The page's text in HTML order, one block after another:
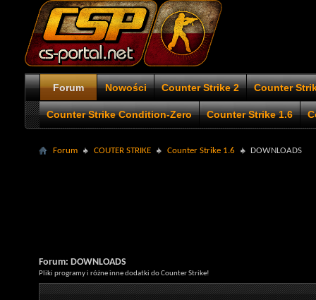
Forum Nowości Counter Strike 2 Counter
Counter Strike Condition-Zero Counter Strike 1.6
Forum COUTER STRIKE Counter Strike 1.6 DOWNLOADS
Forum: DOWNLOADS
Pliki programy i różne inne dodatki do Counter Strike!